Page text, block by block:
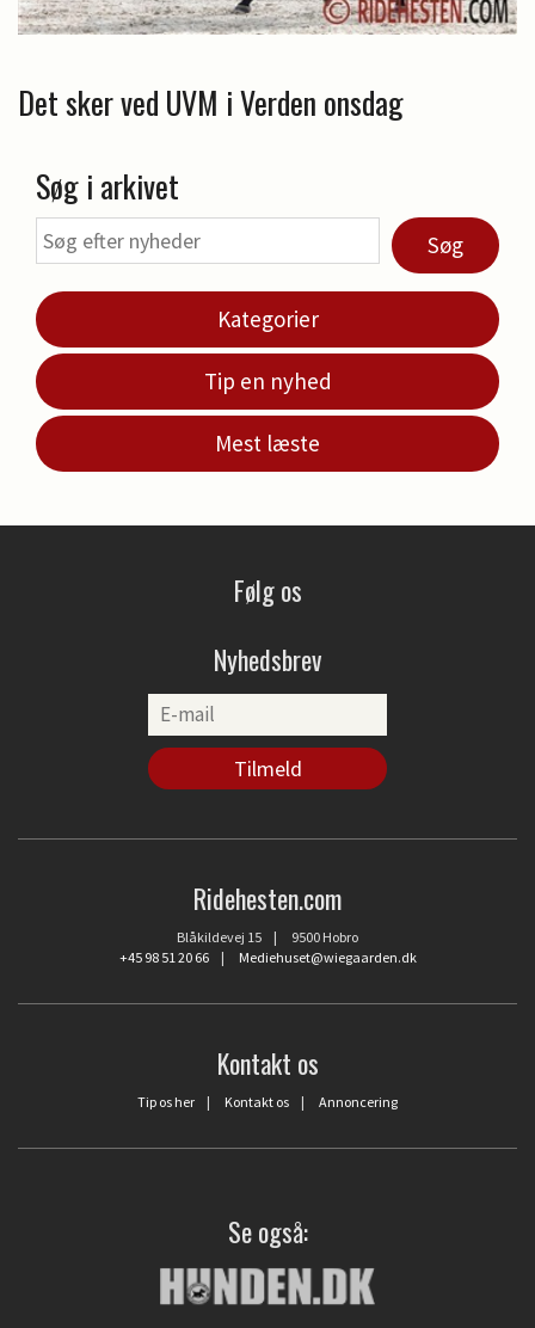
Det sker ved UVM i Verden onsdag
Søg i arkivet
Søg
Kategorier
Tip en nyhed
Mest læste
Følg os
Nyhedsbrev
Ridehesten.com
Blåkildevej 15 | 9500 Hobro
+45 98 51 20 66| Mediehuset@wiegaarden.dk
Kontakt os
Tip os her | Kontakt os | Annoncering
Se også: